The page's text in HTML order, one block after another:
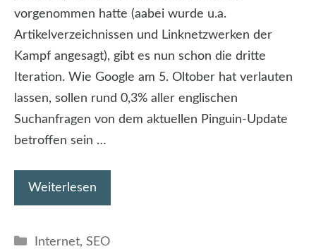
vorgenommen hatte (aabei wurde u.a.
Artikelverzeichnissen und Linknetzwerken der
Kampf angesagt), gibt es nun schon die dritte
Iteration. Wie Google am 5. Oltober hat verlauten
lassen, sollen rund 0,3% aller englischen
Suchanfragen von dem aktuellen Pinguin-Update
betroffen sein …
Weiterlesen
Kategorien
Internet, SEO